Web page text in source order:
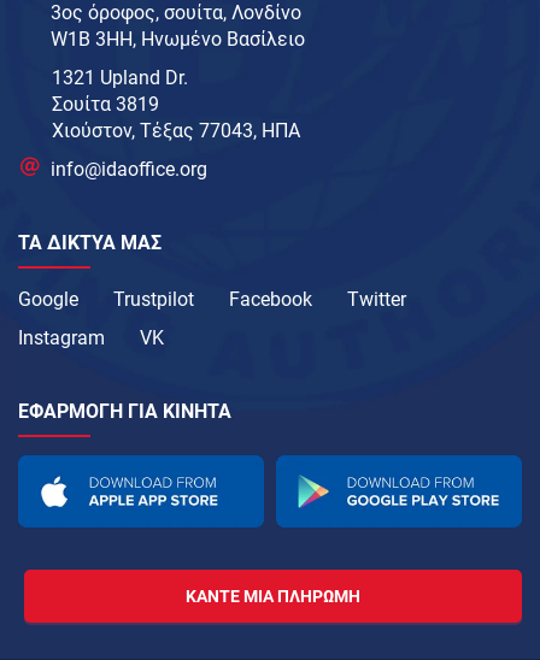
3ος όροφος, σουίτα, Λονδίνο
W1B 3HH, Ηνωμένο Βασίλειο
1321 Upland Dr.
Σουίτα 3819
Χιούστον, Τέξας 77043, ΗΠΑ
info@idaoffice.org
ΤΑ ΔΊΚΤΥΑ ΜΑΣ
Google Trustpilot Facebook
Twitter
Instagram
VK
ΕΦΑΡΜΟΓΉ ΓΙΑ ΚΙΝΗΤΆ
ΚΆΝΤΕ ΜΙΑ ΠΛΗΡΩΜΉ